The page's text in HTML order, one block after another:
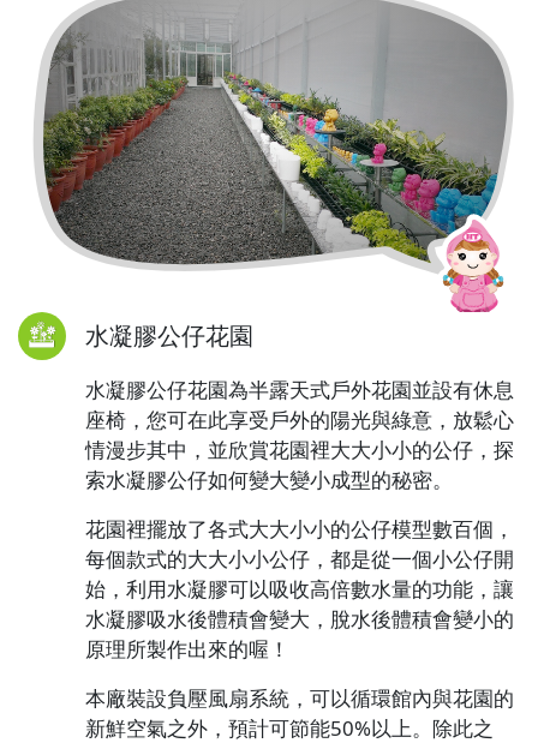
水凝膠公仔花園
水凝膠公仔花園為半露天式戶外花園並設有休息
座椅，您可在此享受戶外的陽光與綠意，放鬆心
情漫步其中，並欣賞花園裡大大小小的公仔，探
索水凝膠公仔如何變大變小成型的秘密。
花園裡擺放了各式大大小小的公仔模型數百個，
每個款式的大大小小公仔，都是從一個小公仔開
始，利用水凝膠可以吸收高倍數水量的功能，讓
水凝膠吸水後體積會變大，脫水後體積會變小的
原理所製作出來的喔！
本廠裝設負壓風扇系統，可以循環館內與花園的
新鮮空氣之外，預計可節能50%以上。除此之